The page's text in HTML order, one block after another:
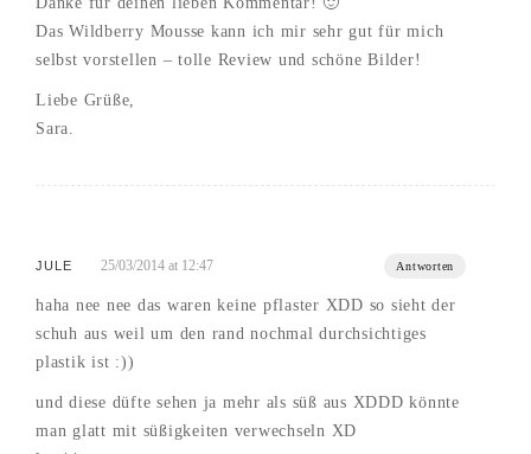
Das Wildberry Mousse kann ich mir sehr gut für mich
selbst vorstellen – tolle Review und schöne Bilder!
Liebe Grüße,
Sara.
JULE 25/03/2014 at 12:47 Antworten
haha nee nee das waren keine pflaster XDD so sieht der
schuh aus weil um den rand nochmal durchsichtiges
plastik ist :))
und diese düfte sehen ja mehr als süß aus XDDD könnte
man glatt mit süßigkeiten verwechseln XD